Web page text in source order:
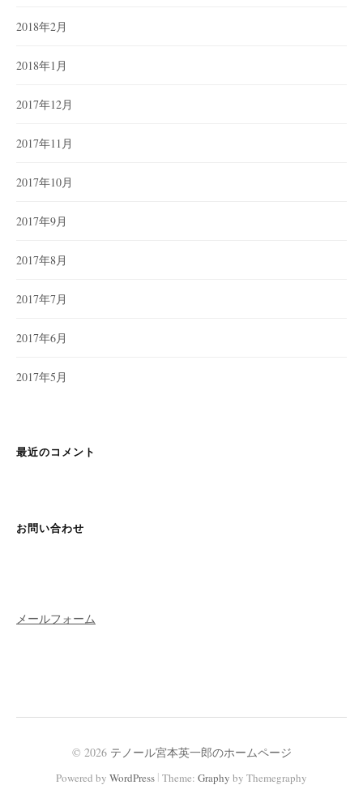
2018年2月
2018年1月
2017年12月
2017年11月
2017年10月
2017年9月
2017年8月
2017年7月
2017年6月
2017年5月
最近のコメント
お問い合わせ
メールフォーム
© 2026 テノール宮本英一郎のホームページ
Powered by WordPress | Theme: Graphy by Themegraphy